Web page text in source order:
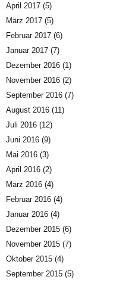
April 2017 (5)
März 2017 (5)
Februar 2017 (6)
Januar 2017 (7)
Dezember 2016 (1)
November 2016 (2)
September 2016 (7)
August 2016 (11)
Juli 2016 (12)
Juni 2016 (9)
Mai 2016 (3)
April 2016 (2)
März 2016 (4)
Februar 2016 (4)
Januar 2016 (4)
Dezember 2015 (6)
November 2015 (7)
Oktober 2015 (4)
September 2015 (5)